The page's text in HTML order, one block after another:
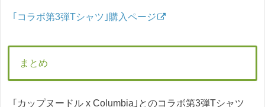
｢コラボ第3弾Tシャツ｣購入ページ
まとめ
｢カップヌードル x Columbia｣とのコラボ第3弾Tシャツ